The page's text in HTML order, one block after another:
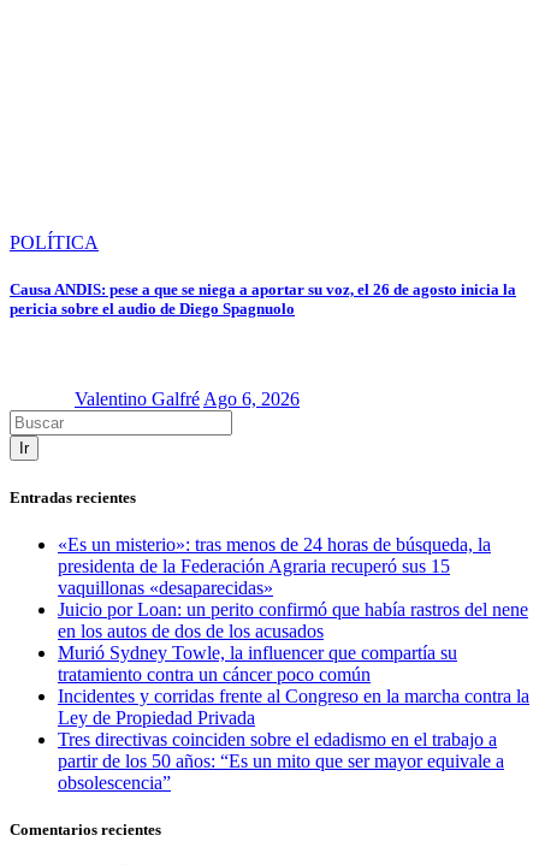
POLÍTICA
Causa ANDIS: pese a que se niega a aportar su voz, el 26 de agosto inicia la
pericia sobre el audio de Diego Spagnuolo
Valentino GalfréAgo 6, 2026
Ir
Entradas recientes
«Es un misterio»: tras menos de 24 horas de búsqueda, la
presidenta de la Federación Agraria recuperó sus 15
vaquillonas «desaparecidas»
Juicio por Loan: un perito confirmó que había rastros del nene
en los autos de dos de los acusados
Murió Sydney Towle, la influencer que compartía su
tratamiento contra un cáncer poco común
Incidentes y corridas frente al Congreso en la marcha contra la
Ley de Propiedad Privada
Tres directivas coinciden sobre el edadismo en el trabajo a
partir de los 50 años: “Es un mito que ser mayor equivale a
obsolescencia”
Comentarios recientes